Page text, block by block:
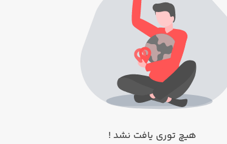
هیچ توری یافت نشد !